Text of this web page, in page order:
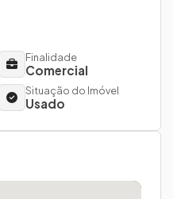
Finalidade
Comercial
Situação do Imóvel
Usado